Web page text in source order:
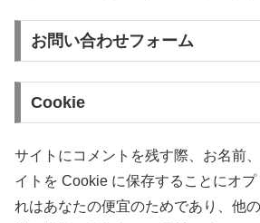
お問い合わせフォーム
Cookie
サイトにコメントを残す際、お名前
イトを Cookie に保存することにオ
れはあなたの便宜のためであり、他